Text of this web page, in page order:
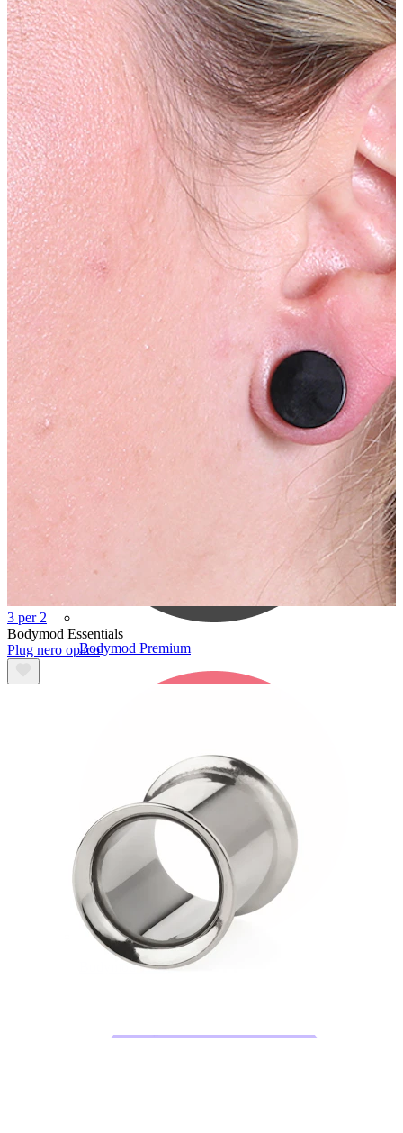
Brands
Bodymod Care
Bodymod Premium
Bodymod Trend
3 per 2
Bodymod Essentials
Plug nero opaco